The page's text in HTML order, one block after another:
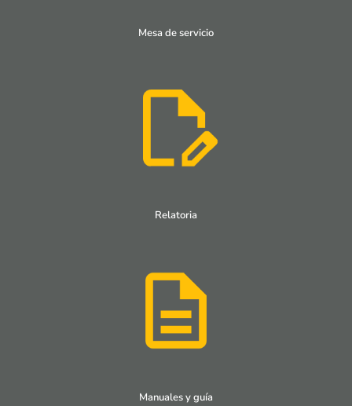
Mesa de servicio
Relatoria
Manuales y guía